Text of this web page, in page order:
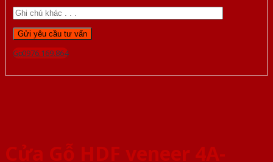
Gọi 0976.169.864
Cửa Gỗ HDF veneer 4A-